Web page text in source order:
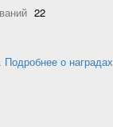
22
Подробнее о наградах